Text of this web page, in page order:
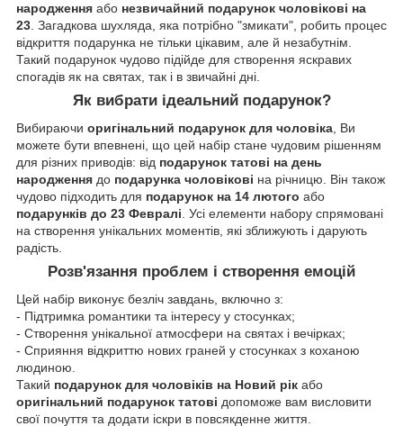
народження або незвичайний подарунок чоловікові на
23 . Загадкова шухляда, яка потрібно "змикати", робить процес
відкриття подарунка не тільки цікавим, але й незабутнім.
Такий подарунок чудово підійде для створення яскравих
спогадів як на святах, так і в звичайні дні.
Як вибрати ідеальний подарунок?
Вибираючи оригінальний подарунок для чоловіка , Ви
можете бути впевнені, що цей набір стане чудовим рішенням
для різних приводів: від подарунок татові на день
народження до подарунка чоловікові на річницю. Він також
чудово підходить для подарунок на 14 лютого або
подарунків до 23 Февралі . Усі елементи набору спрямовані
на створення унікальних моментів, які зближують і дарують
радість.
Розв'язання проблем і створення емоцій
Цей набір виконує безліч завдань, включно з:
- Підтримка романтики та інтересу у стосунках;
- Створення унікальної атмосфери на святах і вечірках;
- Сприяння відкриттю нових граней у стосунках з коханою
людиною.
Такий подарунок для чоловіків на Новий рік або
оригінальний подарунок татові допоможе вам висловити
свої почуття та додати іскри в повсякденне життя.